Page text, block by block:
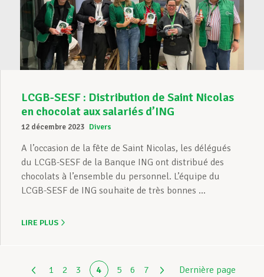
LCGB-SESF : Distribution de Saint Nicolas
en chocolat aux salariés d’ING
12 décembre 2023 Divers
A l’occasion de la fête de Saint Nicolas, les délégués
du LCGB-SESF de la Banque ING ont distribué des
chocolats à l’ensemble du personnel. L’équipe du
LCGB-SESF de ING souhaite de très bonnes ...
LIRE PLUS
1 2 3 4 5 6 7 Dernière page